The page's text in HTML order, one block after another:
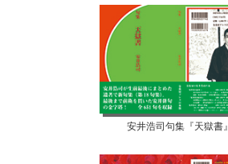
安井浩司句集『天獄書』